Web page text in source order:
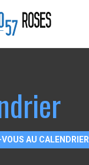
AU CALENDRIER